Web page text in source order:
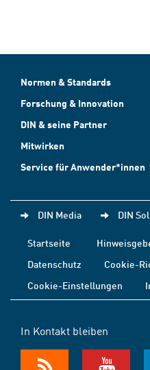
Normen & Standards
Forschung & Innovation
DIN & seine Partner
Mitwirken
Service für Anwender*innen
DIN Media DIN
Startseite
Datenschutz
Cookie-
Cookie-Einstellungen
In Kontakt bleiben